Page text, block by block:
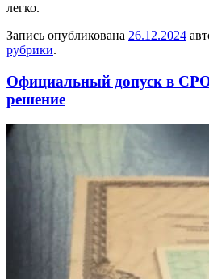
легко.
Запись опубликована 26.12.2024
рубрики.
Официальный допуск в СРО
решение